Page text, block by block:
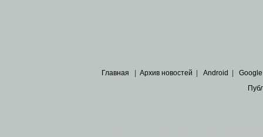
Главная Архив новостей Android Google